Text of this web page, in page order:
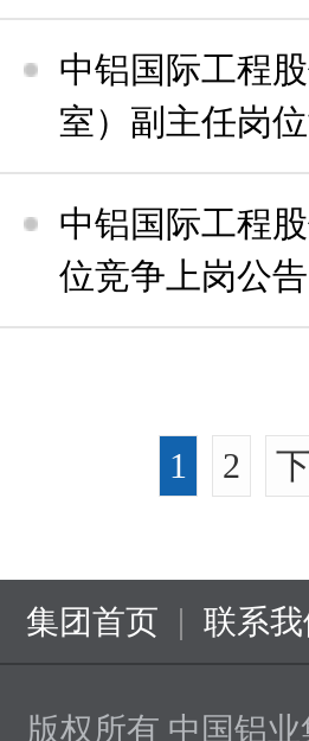
中铝国际工程
室）副主任岗
中铝国际工程
位竞争上岗公告
1 2
集团首页 | 联系我
版权所有 中国铝业